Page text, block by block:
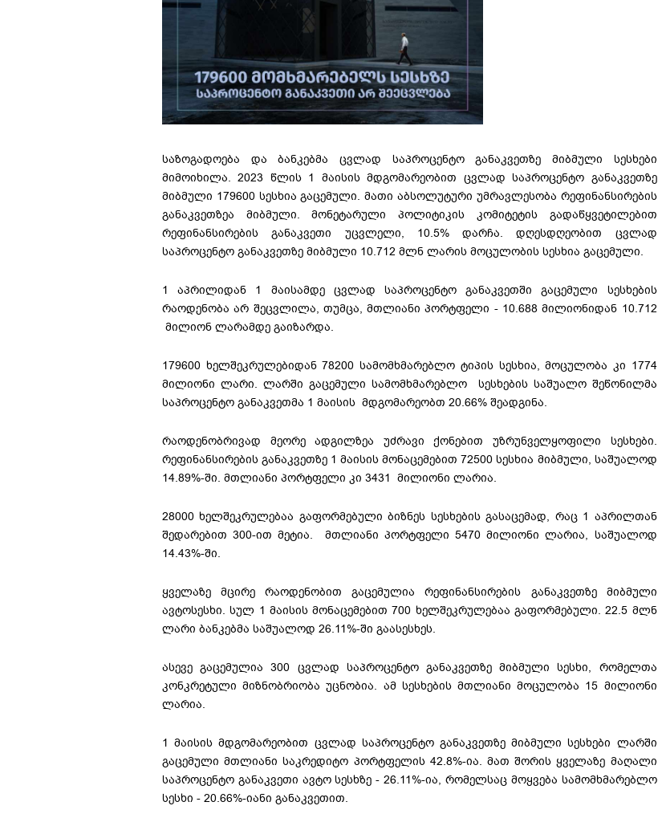
საზოგადოება და ბანკებმა ცვლად საპროცენტო განაკვეთზე მიბმული სესხები
მიმოიხილა. 2023 წლის 1 მაისის მდგომარეობით ცვლად საპროცენტო განაკვეთზე
მიბმული 179600 სესხია გაცემული. მათი აბსოლუტური უმრავლესობა რეფინანსირების
განაკვეთზეა მიბმული. მონეტარული პოლიტიკის კომიტეტის გადაწყვეტილებით
რეფინანსირების განაკვეთი უცვლელი, 10.5% დარჩა. დღესდღეობით ცვლად
საპროცენტო განაკვეთზე მიბმული 10.712 მლნ ლარის მოცულობის სესხია გაცემული.
1 აპრილიდან 1 მაისამდე ცვლად საპროცენტო განაკვეთში გაცემული სესხების
რაოდენობა არ შეცვლილა, თუმცა, მთლიანი პორტფელი - 10.688 მილიონიდან 10.712
მილიონ ლარამდე გაიზარდა.
179600 ხელშეკრულებიდან 78200 სამომხმარებლო ტიპის სესხია, მოცულობა კი 1774
მილიონი ლარი. ლარში გაცემული სამომხმარებლო სესხების საშუალო შეწონილმა
საპროცენტო განაკვეთმა 1 მაისის მდგომარეობთ 20.66% შეადგინა.
რაოდენობრივად მეორე ადგილზეა უძრავი ქონებით უზრუნველყოფილი სესხები.
რეფინანსირების განაკვეთზე 1 მაისის მონაცემებით 72500 სესხია მიბმული, საშუალოდ
14.89%-ში. მთლიანი პორტფელი კი 3431 მილიონი ლარია.
28000 ხელშეკრულებაა გაფორმებული ბიზნეს სესხების გასაცემად, რაც 1 აპრილთან
შედარებით 300-ით მეტია. მთლიანი პორტფელი 5470 მილიონი ლარია, საშუალოდ
14.43%-ში.
ყველაზე მცირე რაოდენობით გაცემულია რეფინანსირების განაკვეთზე მიბმული
ავტოსესხი. სულ 1 მაისის მონაცემებით 700 ხელშეკრულებაა გაფორმებული. 22.5 მლნ
ლარი ბანკებმა საშუალოდ 26.11%-ში გაასესხეს.
ასევე გაცემულია 300 ცვლად საპროცენტო განაკვეთზე მიბმული სესხი, რომელთა
კონკრეტული მიზნობრიობა უცნობია. ამ სესხების მთლიანი მოცულობა 15 მილიონი
ლარია.
1 მაისის მდგომარეობით ცვლად საპროცენტო განაკვეთზე მიბმული სესხები ლარში
გაცემული მთლიანი საკრედიტო პორტფელის 42.8%-ია. მათ შორის ყველაზე მაღალი
საპროცენტო განაკვეთი ავტო სესხზე - 26.11%-ია, რომელსაც მოყვება სამომხმარებლო
სესხი - 20.66%-იანი განაკვეთით.